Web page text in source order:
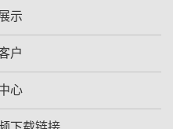
示
户
心